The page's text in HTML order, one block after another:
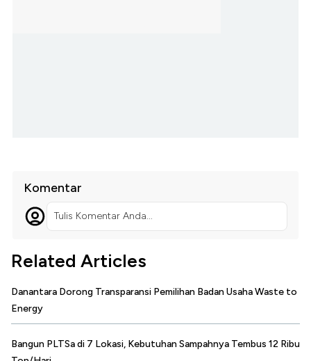
Komentar
Tulis Komentar Anda...
Related Articles
Danantara Dorong Transparansi Pemilihan Badan Usaha Waste to
Energy
Bangun PLTSa di 7 Lokasi, Kebutuhan Sampahnya Tembus 12 Ribu